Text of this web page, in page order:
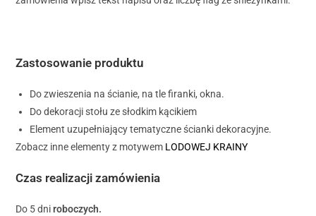
Zastosowanie produktu
Do zwieszenia na ścianie, na tle firanki, okna.
Do dekoracji stołu ze słodkim kącikiem
Element uzupełniający tematyczne ścianki dekoracyjne.
Zobacz inne elementy z motywem LODOWEJ KRAINY
Czas realizacji zamówienia
Do 5 dniroboczych.